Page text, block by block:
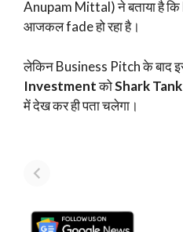
Anupam Mittal) ने बताया है
आजकल fade हो रहा है।
लेकिन Business Pitch के बाद
InvestmentकोShark
में देख कर ही पता चलेगा।
Parent Honasa